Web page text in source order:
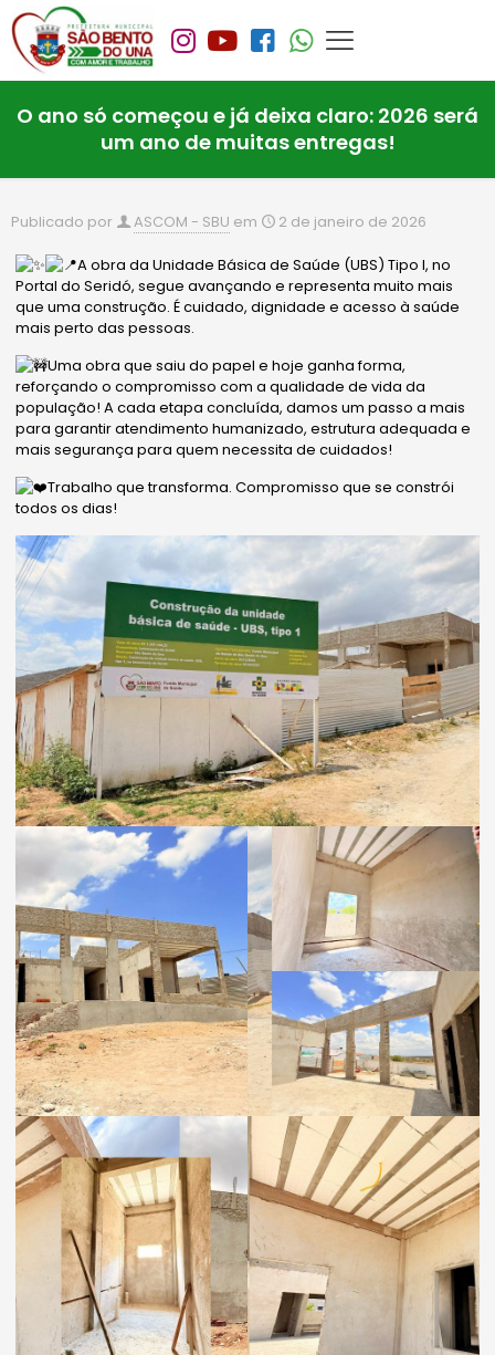
O ano só começou e já deixa claro: 2026 será
um ano de muitas entregas!
Publicado por ASCOM - SBU em 2 de janeiro de 2026
A obra da Unidade Básica de Saúde (UBS) Tipo I, no
Portal do Seridó, segue avançando e representa muito mais
que uma construção. É cuidado, dignidade e acesso à saúde
mais perto das pessoas.
Uma obra que saiu do papel e hoje ganha forma,
reforçando o compromisso com a qualidade de vida da
população! A cada etapa concluída, damos um passo a mais
para garantir atendimento humanizado, estrutura adequada e
mais segurança para quem necessita de cuidados!
Trabalho que transforma. Compromisso que se constrói
todos os dias!